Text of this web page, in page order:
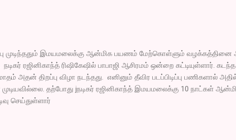
முடிந்ததும் இமயமலைக்கு ஆன்மிக பயணம் மேற்கொள்ளும் வழக்கத்தினை
நடிகர் ரஜினிகாந்த் ரிஷிகேஷில் பாபாஜி ஆசிரமம் ஒன்றை கட்டியுள்ளார். கடந்த
அதன் திறப்பு விழா நடந்தது. எனினும் தீவிர படப்பிடிப்பு பணிகளால்
தற்போது jநடிகர் ரஜினிகாந்த் இமயமலைக்கு 10 நாட்கள்
செய்துள்ளார்